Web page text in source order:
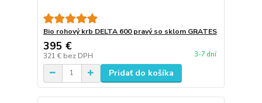
Bio rohový krb DELTA 600 pravý so sklom GRATES
395 €
321 € bez DPH 3-7 dní
Pridať do košíka